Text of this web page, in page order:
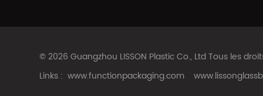
© 2026 Guangzhou LISSON Plastic Co., Ltd Tous les
Links : www.functionpackaging.com